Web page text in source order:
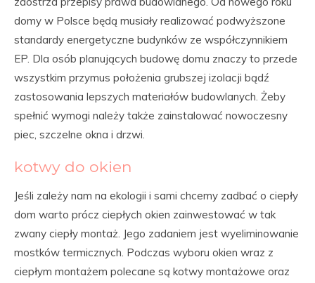
domy w Polsce będą musiały realizować podwyższone
standardy energetyczne budynków ze współczynnikiem
EP. Dla osób planujących budowę domu znaczy to przede
wszystkim przymus położenia grubszej izolacji bądź
zastosowania lepszych materiałów budowlanych. Żeby
spełnić wymogi należy także zainstalować nowoczesny
piec, szczelne okna i drzwi.
kotwy do okien
Jeśli zależy nam na ekologii i sami chcemy zadbać o ciepły
dom warto prócz ciepłych okien zainwestować w tak
zwany ciepły montaż. Jego zadaniem jest wyeliminowanie
mostków termicznych. Podczas wyboru okien wraz z
ciepłym montażem polecane są kotwy montażowe oraz